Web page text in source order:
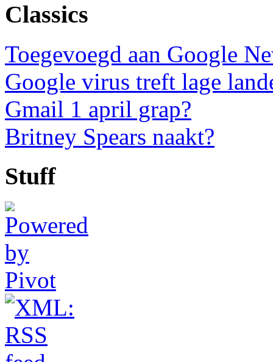
Classics
Toegevoegd aan Google
Google virus treft lage
Gmail 1 april grap?
Britney Spears naakt?
Stuff